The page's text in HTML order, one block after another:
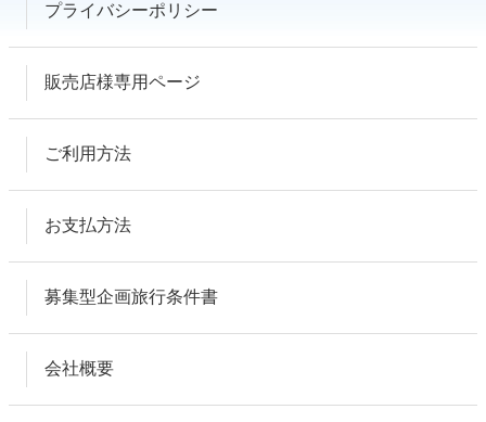
プライバシーポリシー
販売店様専用ページ
ご利用方法
お支払方法
募集型企画旅行条件書
会社概要